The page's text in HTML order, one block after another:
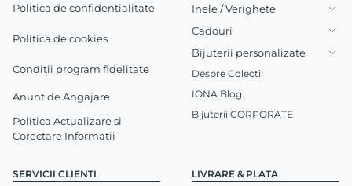
Politica de confidentialitate
Politica de cookies
Conditii program fidelitate
Anunt de Angajare
Politica Actualizare si
Corectare Informatii
SERVICII CLIENTI LIVRARE & PLATA
Inele / Verighete
Cadouri
Bijuterii personalizate
Despre Colectii
IONA Blog
Bijuterii CORPORATE